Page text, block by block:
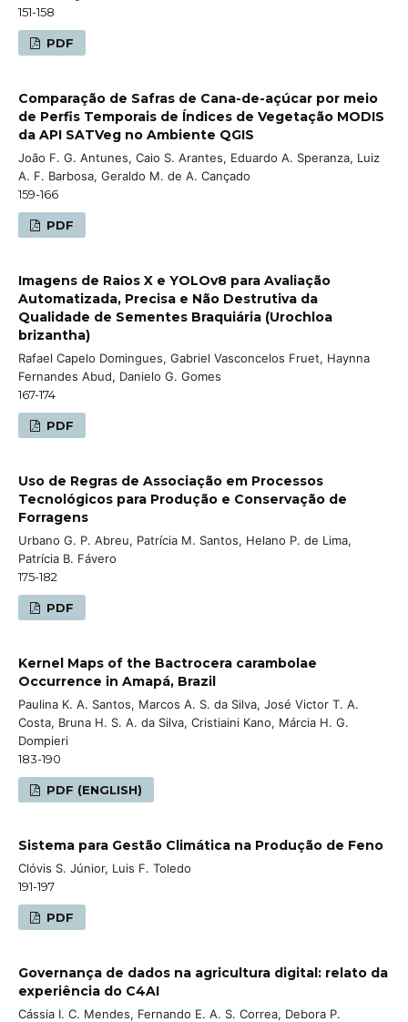
151-158
PDF
Comparação de Safras de Cana-de-açúcar por meio
de Perfis Temporais de Índices de Vegetação MODIS
da API SATVeg no Ambiente QGIS
João F. G. Antunes, Caio S. Arantes, Eduardo A. Speranza, Luiz
A. F. Barbosa, Geraldo M. de A. Cançado
159-166
PDF
Imagens de Raios X e YOLOv8 para Avaliação
Automatizada, Precisa e Não Destrutiva da
Qualidade de Sementes Braquiária (Urochloa
brizantha)
Rafael Capelo Domingues, Gabriel Vasconcelos Fruet, Haynna
Fernandes Abud, Danielo G. Gomes
167-174
PDF
Uso de Regras de Associação em Processos
Tecnológicos para Produção e Conservação de
Forragens
Urbano G. P. Abreu, Patrícia M. Santos, Helano P. de Lima,
Patrícia B. Fávero
175-182
PDF
Kernel Maps of the Bactrocera carambolae
Occurrence in Amapá, Brazil
Paulina K. A. Santos, Marcos A. S. da Silva, José Victor T. A.
Costa, Bruna H. S. A. da Silva, Cristiaini Kano, Márcia H. G.
Dompieri
183-190
PDF (ENGLISH)
Sistema para Gestão Climática na Produção de Feno
Clóvis S. Júnior, Luis F. Toledo
191-197
PDF
Governança de dados na agricultura digital: relato da
experiência do C4AI
Cássia I. C. Mendes, Fernando E. A. S. Correa, Debora P.